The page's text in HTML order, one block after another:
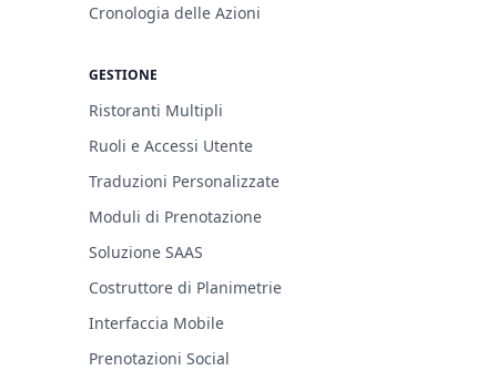
Cronologia delle Azioni
GESTIONE
Ristoranti Multipli
Ruoli e Accessi Utente
Traduzioni Personalizzate
Moduli di Prenotazione
Soluzione SAAS
Costruttore di Planimetrie
Interfaccia Mobile
Prenotazioni Social